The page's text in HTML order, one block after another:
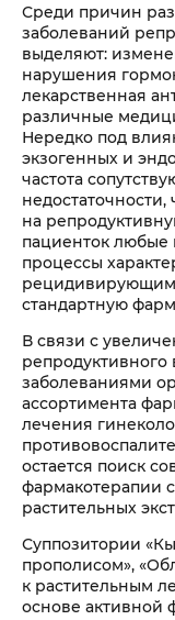
Среди причин
заболеваний
выделяют:
нарушения
лекарственная
различные
Нередко под
экзогенных и
частота
на
пациенток любые
процессы
рецидивирующим
стандартную
В связи с
репродуктивного
заболеваниями
ассортимента
лечения
остается поиск
фармакотерапии
растительных
Суппозитории
прополисом»,
к растительным
основе активной